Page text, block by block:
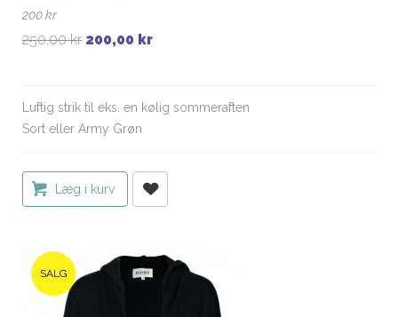
200 kr
250,00 kr 200,00 kr
Luftig strik til eks. en kølig sommeraften
Sort eller Army Grøn
Læg i kurv
SALG